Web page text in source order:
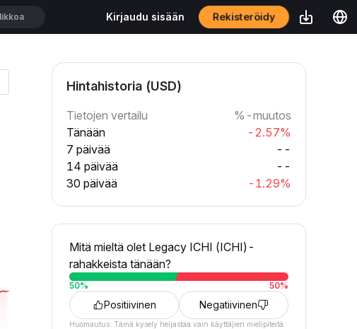
Kirjaudu sisään Rekisteröidy
Hintahistoria (USD)
Tietojen vertailu
%-muutos
Tänään
-2.57%
7 päivää
--
14 päivää
--
30 päivää
-1.29%
Mitä mieltä olet Legacy ICHI (ICHI)-
rahakkeista tänään?
50% 50%
Positiivinen Negatiivinen
Huomautus: Tämä kysely heijastaa vain käyttäjien mielipiteitä